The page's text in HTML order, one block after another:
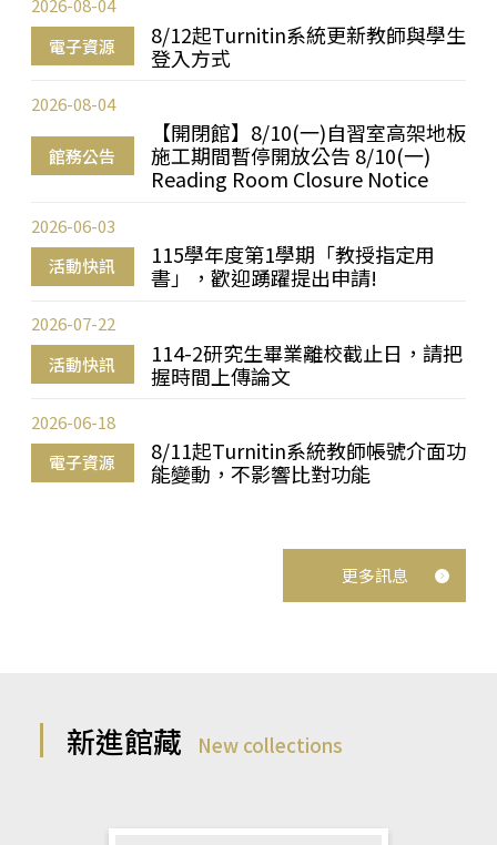
電子資源
8/12起Turnitin系統更新教師與學生
登入方式
2026-08-04
館務公告
【開閉館】8/10(一)自習室高架地板
施工期間暫停開放公告 8/10(一)
Reading Room Closure Notice
2026-08-04
活動快訊
115學年度第1學期「教授指定用
書」，歡迎踴躍提出申請!
2026-06-03
活動快訊
114-2研究生畢業離校截止日，請把
握時間上傳論文
2026-07-22
電子資源
8/11起Turnitin系統教師帳號介面功
能變動，不影響比對功能
2026-06-18
更多訊息
新進館藏 New collections